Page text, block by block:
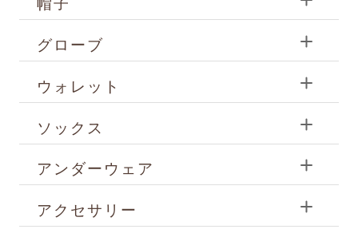
帽子
グローブ
ウォレット
ソックス
アンダーウェア
アクセサリー